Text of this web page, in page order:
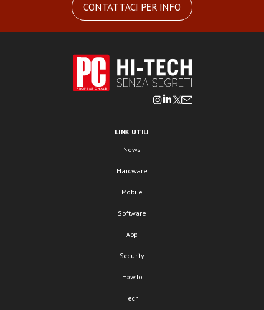
CONTATTACI PER INFO
LINK UTILI
News
Hardware
Mobile
Software
App
Security
HowTo
Tech